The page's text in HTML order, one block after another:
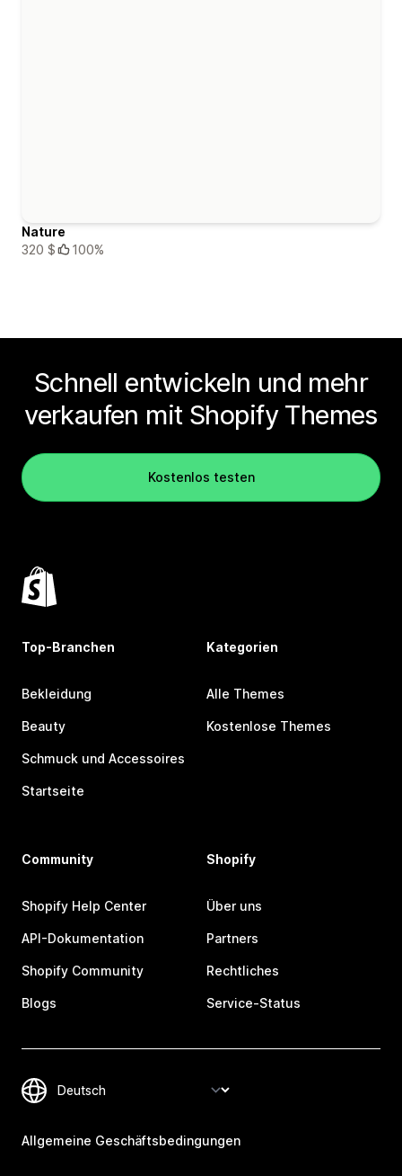
Nature
320 $
100%
Schnell entwickeln und mehr
verkaufen mit Shopify Themes
Kostenlos testen
Top-Branchen
Bekleidung
Beauty
Schmuck und Accessoires
Startseite
Kategorien
Alle Themes
Kostenlose Themes
Community
Shopify Help Center
API-Dokumentation
Shopify Community
Blogs
Shopify
Über uns
Partners
Rechtliches
Service-Status
Allgemeine Geschäftsbedingungen